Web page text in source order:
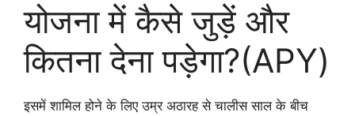
योजना में कैसे जुड़ें और
कितना देना पड़ेगा?(APY)
इसमें शामिल होने के लिए उम्र अठारह से चालीस साल के बीच